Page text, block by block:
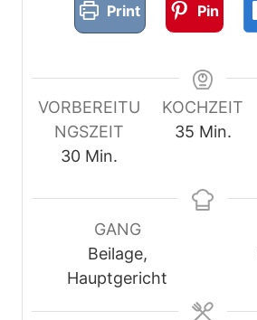
Print Pin
VORBEREITU
NGSZEIT
30M
n
e
Min.
KOCHZEIT
35M
u
Min.
GANG
Beilage,
Hauptgericht